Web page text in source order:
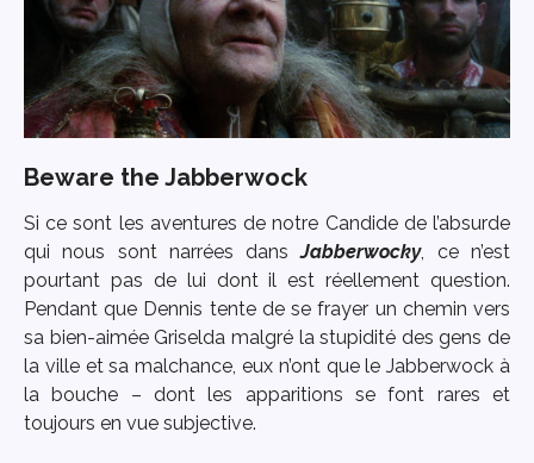
Beware the Jabberwock
Si ce sont les aventures de notre Candide de l’absurde
qui nous sont narrées dansJabberwocky, ce n’est
pourtant pas de lui dont il est réellement question.
Pendant que Dennis tente de se frayer un chemin vers
sa bien-aimée Griselda malgré la stupidité des gens de
la ville et sa malchance, eux n’ont que le Jabberwock à
la bouche – dont les apparitions se font rares et
toujours en vue subjective.